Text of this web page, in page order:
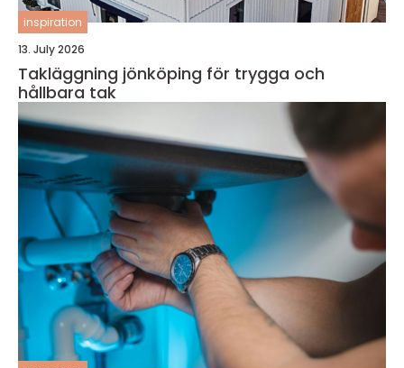
inspiration
13. July 2026
Takläggning jönköping för trygga och
hållbara tak